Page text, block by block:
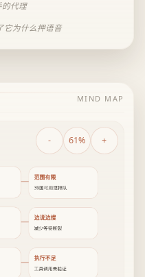
的代理
它为什么押语音
MIND MAP
- 61% +
范围有限
39国可用或排队
边说边搜
减少等待断裂
执行不足
工具调用未验证